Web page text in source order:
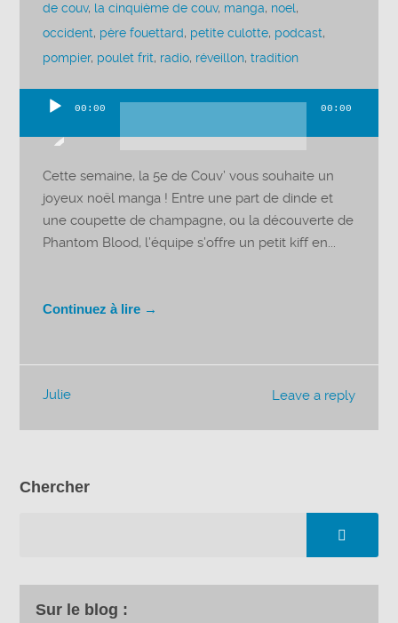
de couv, la cinquième de couv, manga, noel,
occident, père fouettard, petite culotte, podcast,
pompier, poulet frit, radio, réveillon,tradition
audio
00:00 00:00
Cette semaine, la 5e de Couv’ vous souhaite un
joyeux noël manga ! Entre une part de dinde et
une coupette de champagne, ou la découverte de
Phantom Blood, l’équipe s’offre un petit kiff en...
Continuez à lire →
Leave a reply
Julie
Chercher
Sur le blog :